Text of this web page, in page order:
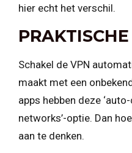
hier echt het verschil.
Schakel de VPN
maakt met een
apps hebben deze
networks’-optie. Dan
aan te denken.